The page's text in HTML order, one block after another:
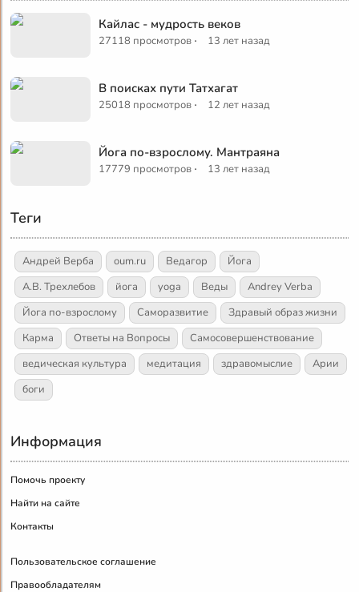
Кайлас - мудрость веков
27118 просмотров · 13 лет назад
В поисках пути Татхагат
25018 просмотров · 12 лет назад
Йога по-взрослому. Мантраяна
17779 просмотров · 13 лет назад
Теги
Андрей Верба oum.ru Ведагор
Йога
А.В. Трехлебов
йога yoga Веды
Andrey Verba
Йога по-взрослому
Саморазвитие
Здравый образ жизни
Карма
Ответы на Вопросы
Самосовершенствование
ведическая культура
медитация здравомыслие
Арии
боги
Информация
Помочь проекту
Найти на сайте
Контакты
Пользовательское соглашение
Правообладателям